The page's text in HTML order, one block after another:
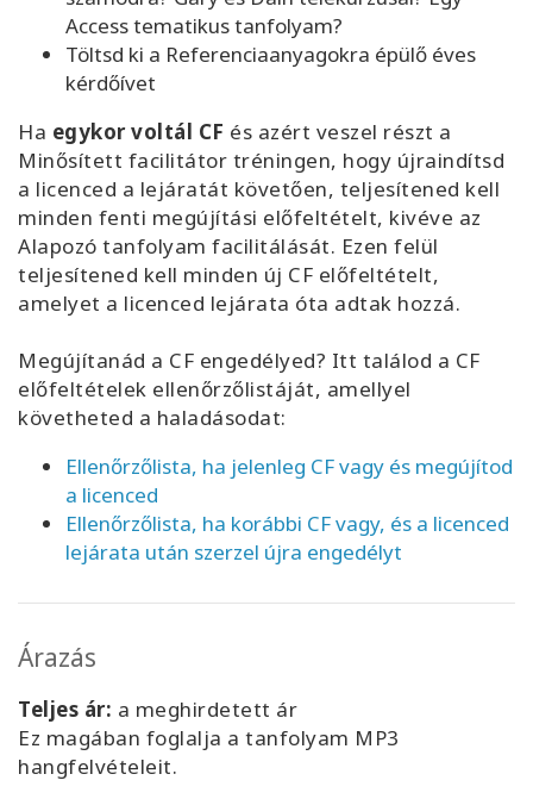
Access tematikus tanfolyam?
Töltsd ki a Referenciaanyagokra épülő éves
kérdőívet
Ha egykor voltál CF és azért veszel részt a
Minősített facilitátor tréningen, hogy újraindítsd
a licenced a lejáratát követően, teljesítened kell
minden fenti megújítási előfeltételt, kivéve az
Alapozó tanfolyam facilitálását. Ezen felül
teljesítened kell minden új CF előfeltételt,
amelyet a licenced lejárata óta adtak hozzá.
Megújítanád a CF engedélyed? Itt találod a CF
előfeltételek ellenőrzőlistáját, amellyel
követheted a haladásodat:
Ellenőrzőlista, ha jelenleg CF vagy és megújítod
a licenced
Ellenőrzőlista, ha korábbi CF vagy, és a licenced
lejárata után szerzel újra engedélyt
Árazás
Teljes ár: a meghirdetett ár
Ez magában foglalja a tanfolyam MP3
hangfelvételeit.